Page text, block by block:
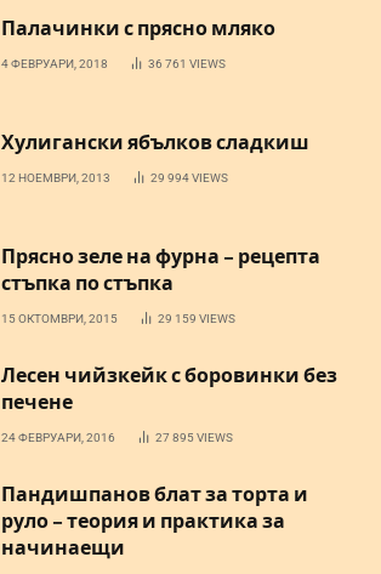
Палачинки с прясно мляко
4 ФЕВРУАРИ, 2018 36 761 VIEWS
Хулигански ябълков сладкиш
12 НОЕМВРИ, 2013 29 994VIEWS
Прясно зеле на фурна – рецепта
стъпка по стъпка
15 ОКТОМВРИ, 2015 29 159 VIEWS
Лесен чийзкейк с боровинки без
печене
24 ФЕВРУАРИ, 2016 27 895VIEWS
Пандишпанов блат за торта и
руло – теория и практика за
начинаещи